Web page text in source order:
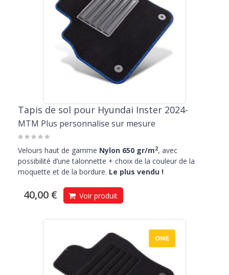
Tapis de sol pour Hyundai Inster 2024-
MTM Plus personnalise sur mesure
Velours haut de gamme Nylon 650 gr/m2, avec
possibilité d’une talonnette + choix de la couleur de la
moquette et de la bordure. Le plus vendu !
40,00 € Voir produit